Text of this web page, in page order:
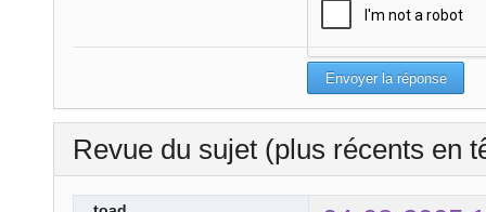
Revue du sujet (plus récents en